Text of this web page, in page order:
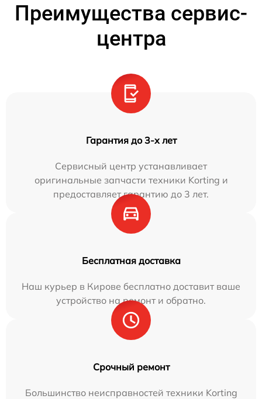
Преимущества сервис-
центра
Гарантия до 3-х лет
Сервисный центр устанавливает
оригинальные запчасти техники Korting и
предоставляет гарантию до 3 лет.
Бесплатная доставка
Наш курьер в Кирове бесплатно доставит ваше
устройство на ремонт и обратно.
Срочный ремонт
Большинство неисправностей техники Korting